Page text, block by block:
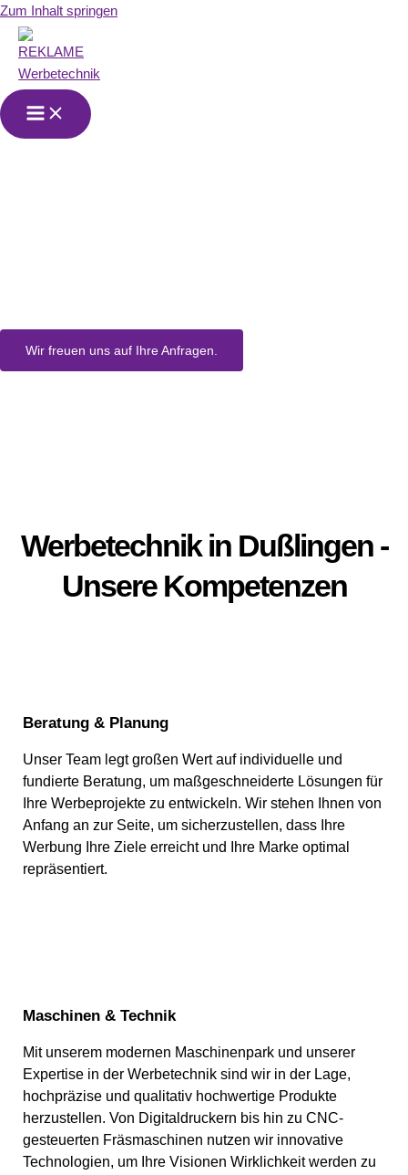
Zum Inhalt springen
Wir freuen uns auf Ihre Anfragen.
Werbetechnik in Dußlingen -
Unsere Kompetenzen
Beratung & Planung
Unser Team legt großen Wert auf individuelle und
fundierte Beratung, um maßgeschneiderte Lösungen für
Ihre Werbeprojekte zu entwickeln. Wir stehen Ihnen von
Anfang an zur Seite, um sicherzustellen, dass Ihre
Werbung Ihre Ziele erreicht und Ihre Marke optimal
repräsentiert.
Maschinen & Technik
Mit unserem modernen Maschinenpark und unserer
Expertise in der Werbetechnik sind wir in der Lage,
hochpräzise und qualitativ hochwertige Produkte
herzustellen. Von Digitaldruckern bis hin zu CNC-
gesteuerten Fräsmaschinen nutzen wir innovative
Technologien, um Ihre Visionen Wirklichkeit werden zu